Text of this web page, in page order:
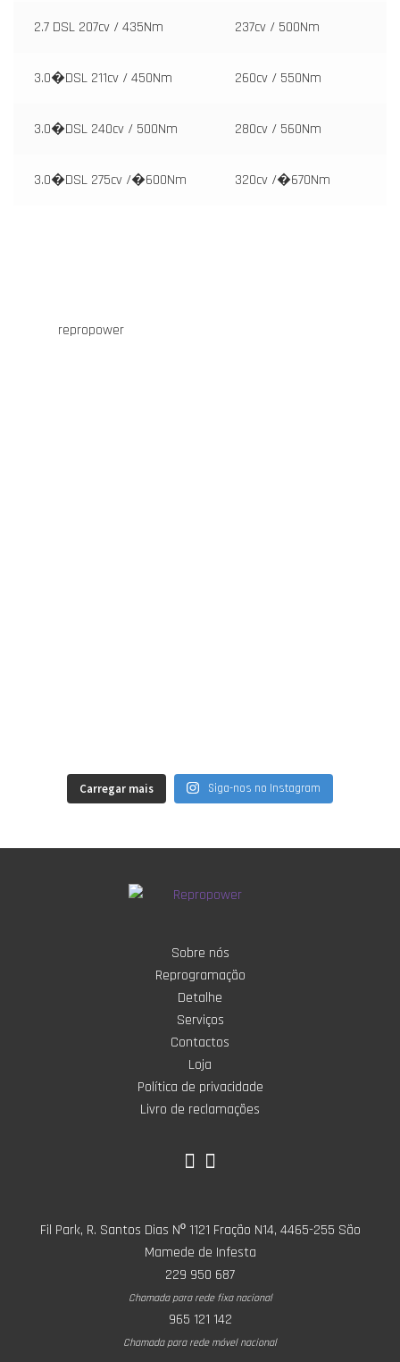
2.7 DSL 207cv / 435Nm 237cv / 500Nm
3.0�DSL 211cv / 450Nm 260cv / 550Nm
3.0�DSL 240cv / 500Nm 280cv / 560Nm
3.0�DSL 275cv /�600Nm 320cv /�670Nm
repropower
Carregar mais Siga-nos no Instagram
Sobre nós
Reprogramação
Detalhe
Serviços
Contactos
Loja
Política de privacidade
Livro de reclamações
Fil Park, R. Santos Dias Nº 1121 Fração N14, 4465-255 São
Mamede de Infesta
229 950 687
Chamada para rede fixa nacional
965 121 142
Chamada para rede móvel nacional